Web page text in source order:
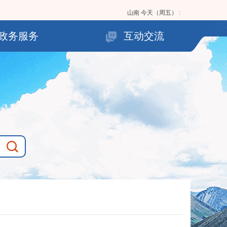
山南 今天（周五） :
务服务 互动交流